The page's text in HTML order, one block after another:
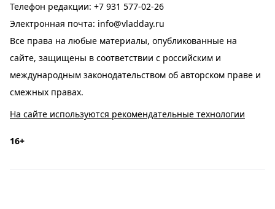
Телефон редакции: +7 931 577-02-26
Электронная почта: info@vladday.ru
Все права на любые материалы, опубликованные на
сайте, защищены в соответствии с российским и
международным законодательством об авторском праве и
смежных правах.
На сайте используются рекомендательные технологии
16+